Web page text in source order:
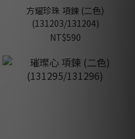
方耀珍珠 項鍊 (二色)
(131203/131204)
NT$590